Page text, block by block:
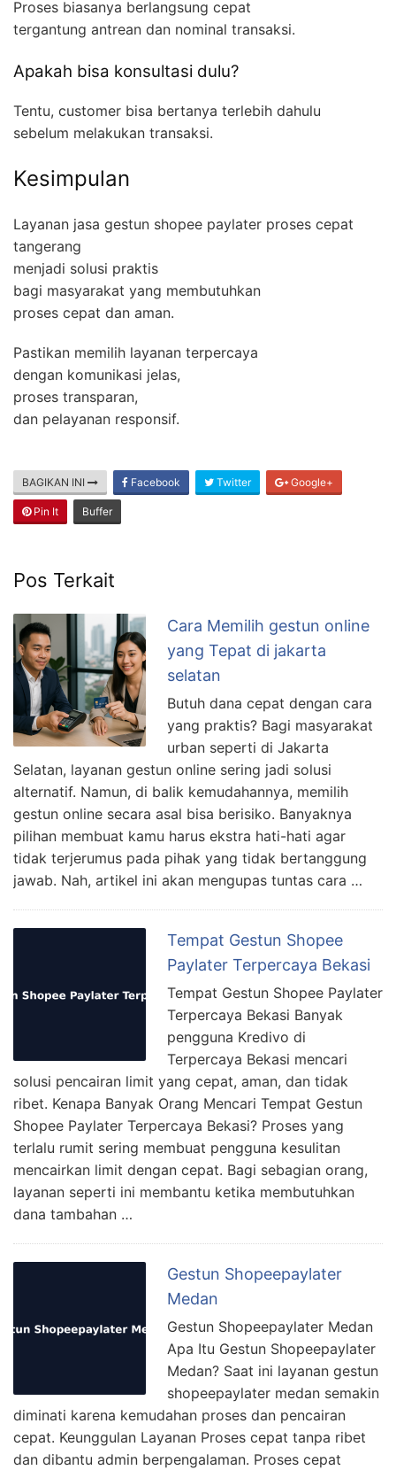
Proses biasanya berlangsung cepat
tergantung antrean dan nominal transaksi.
Apakah bisa konsultasi dulu?
Tentu, customer bisa bertanya terlebih dahulu
sebelum melakukan transaksi.
Kesimpulan
Layanan jasa gestun shopee paylater proses cepat
tangerang
menjadi solusi praktis
bagi masyarakat yang membutuhkan
proses cepat dan aman.
Pastikan memilih layanan terpercaya
dengan komunikasi jelas,
proses transparan,
dan pelayanan responsif.
BAGIKAN INI Facebook Twitter Google+
Pin It Buffer
Pos Terkait
Cara Memilih gestun online
yang Tepat di jakarta
selatan
Butuh dana cepat dengan cara
yang praktis? Bagi masyarakat
urban seperti di Jakarta
Selatan, layanan gestun online sering jadi solusi
alternatif. Namun, di balik kemudahannya, memilih
gestun online secara asal bisa berisiko. Banyaknya
pilihan membuat kamu harus ekstra hati-hati agar
tidak terjerumus pada pihak yang tidak bertanggung
jawab. Nah, artikel ini akan mengupas tuntas cara …
Tempat Gestun Shopee
Paylater Terpercaya Bekasi
Tempat Gestun Shopee Paylater
Terpercaya Bekasi Banyak
pengguna Kredivo di
Terpercaya Bekasi mencari
solusi pencairan limit yang cepat, aman, dan tidak
ribet. Kenapa Banyak Orang Mencari Tempat Gestun
Shopee Paylater Terpercaya Bekasi? Proses yang
terlalu rumit sering membuat pengguna kesulitan
mencairkan limit dengan cepat. Bagi sebagian orang,
layanan seperti ini membantu ketika membutuhkan
dana tambahan …
Gestun Shopeepaylater
Medan
Gestun Shopeepaylater Medan
Apa Itu Gestun Shopeepaylater
Medan? Saat ini layanan gestun
shopeepaylater medan semakin
diminati karena kemudahan proses dan pencairan
cepat. Keunggulan Layanan Proses cepat tanpa ribet
dan dibantu admin berpengalaman. Proses cepat